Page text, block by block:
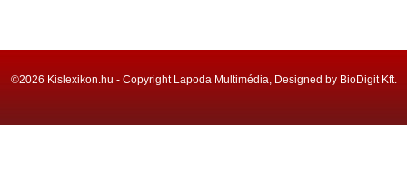
©2026 Kislexikon.hu - Copyright Lapoda Multimédia, Designed by BioDigit Kft.